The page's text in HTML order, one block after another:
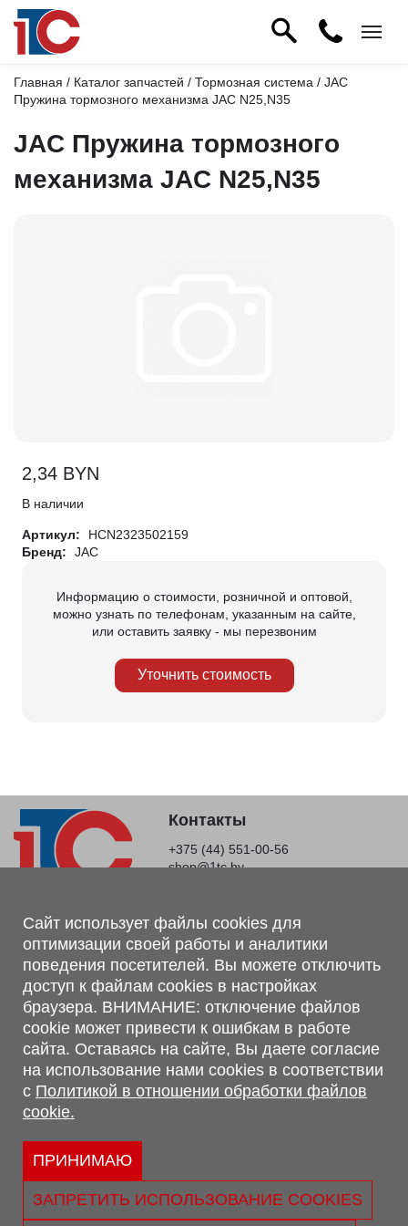
Главная / Каталог запчастей / Тормозная система / JAC
Пружина тормозного механизма JAC N25,N35
JAC Пружина тормозного
механизма JAC N25,N35
2,34 BYN
В наличии
Артикул:
HCN2323502159
Бренд:
JAC
Информацию о стоимости, розничной и оптовой,
можно узнать по телефонам, указанным на сайте,
или оставить заявку - мы перезвоним
Уточнить стоимость
Контакты
+375 (44) 551-00-56
shop@1tc.by
Магазин, склад
г. Минск, Минский р-н, п. Привольный, ул. Мира, 20А,
223062
г. Брест, ул. Лейтенанта Рябцева, 108 В, 224701
Обращаем Ваше внимание, что вся предоставленная на сайте
информация, касающаяся комплектаций, технических
характеристик, цветовых сочетаний, а также стоимости и
сервисного обслуживания носит информационный характер и
не является публичной офертой, определяемой п.2 ст.407
Гражданского кодекса Республики Беларусь.
Политика обработки персональных данных
Политикой в отношении обработки файлов cookie.
Сайт использует файлы cookies для
оптимизации своей работы и аналитики
поведения посетителей. Вы можете отключить
доступ к файлам cookies в настройках
браузера. ВНИМАНИЕ: отключение файлов
cookie может привести к ошибкам в работе
сайта. Оставаясь на сайте, Вы даете согласие
на использование нами cookies в соответствии
с Политикой в отношении обработки файлов
cookie.
ПРИНИМАЮ
ЗАПРЕТИТЬ ИСПОЛЬЗОВАНИЕ COOKIES